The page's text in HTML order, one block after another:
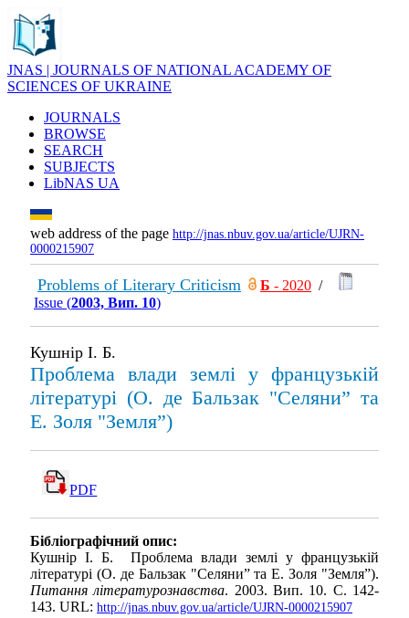
JNAS | JOURNALS OF NATIONAL ACADEMY OF
SCIENCES OF UKRAINE
JOURNALS
BROWSE
SEARCH
SUBJECTS
LibNAS UA
web address of the page http://jnas.nbuv.gov.ua/article/UJRN-
0000215907
Problems of Literary Criticism Б - 2020 /
Issue (2003, Вип. 10)
Кушнір І. Б.
Проблема влади землі у французькій
літературі (О. де Бальзак "Селяни” та
Е. Золя "Земля”)
PDF
Бібліографічний опис:
Кушнір І. Б. Проблема влади землі у французькій
літературі (О. де Бальзак "Селяни” та Е. Золя "Земля”).
Питання літературознавства. 2003. Вип. 10. С. 142-
143. URL: http://jnas.nbuv.gov.ua/article/UJRN-0000215907